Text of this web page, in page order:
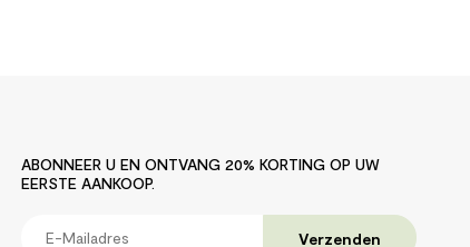
ABONNEER U EN ONTVANG 20% ​​KORTING OP UW
EERSTE AANKOOP.